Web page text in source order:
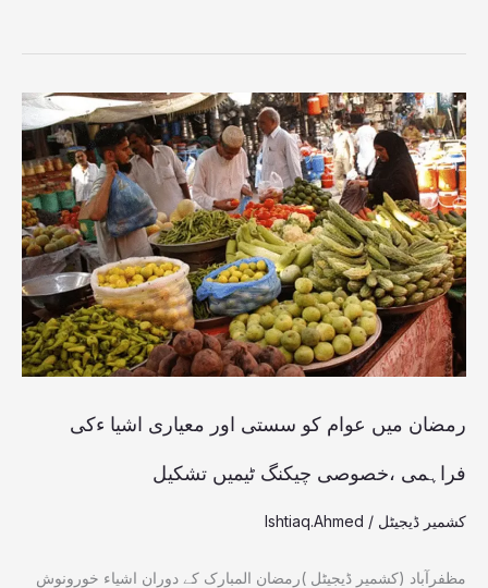
رمضان میں عوام کو سستی اور معیاری اشیا ءکی
فراہمی ،خصوصی چیکنگ ٹیمیں تشکیل
کشمیر ڈیجیٹل /
Ishtiaq.Ahmed
مظفرآباد (کشمیر ڈیجیٹل )رمضان المبارک کے دوران اشیاء خورونوش
رمضان
میں
عوام
کو
سستی
اور
معیاری
اشیا
،خصوصی
چیکنگ
ٹیمیں